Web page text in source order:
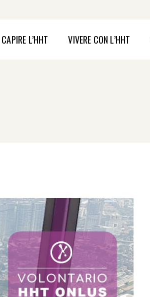
CAPIRE L’HHT VIVERE CON L’HHT